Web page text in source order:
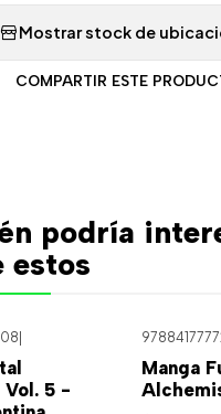
Mostrar stock de
COMPARTIR ESTE
podría
estos
5 -
Manga